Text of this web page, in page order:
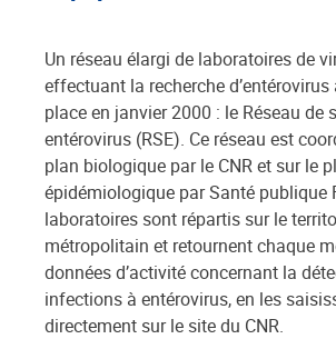
Un réseau élargi de laboratoires de
effectuant la recherche d’entérovirus
place en janvier 2000 : le Réseau de
entérovirus (RSE). Ce réseau est
plan biologique par le CNR et sur le
épidémiologique par Santé publique
laboratoires sont répartis sur le
métropolitain et retournent chaque
données d’activité concernant la
infections à entérovirus, en les
directement sur le site du CNR.